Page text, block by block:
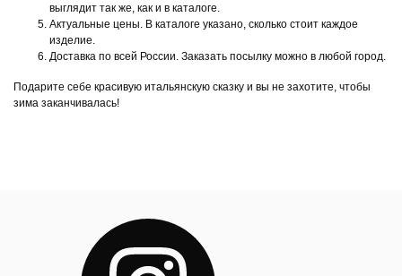
выглядит так же, как и в каталоге.
Актуальные цены. В каталоге указано, сколько стоит каждое
изделие.
Доставка по всей России. Заказать посылку можно в любой город.
Подарите себе красивую итальянскую сказку и вы не захотите, чтобы
зима заканчивалась!